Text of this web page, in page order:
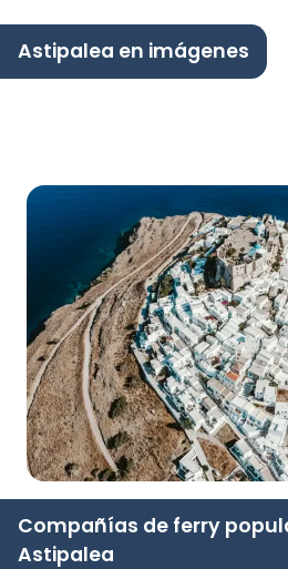
Astipalea en imágenes
Compañías de ferry
Astipalea